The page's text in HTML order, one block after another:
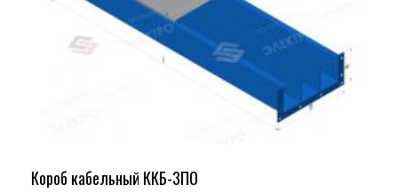
Короб кабельный ККБ-3ПО